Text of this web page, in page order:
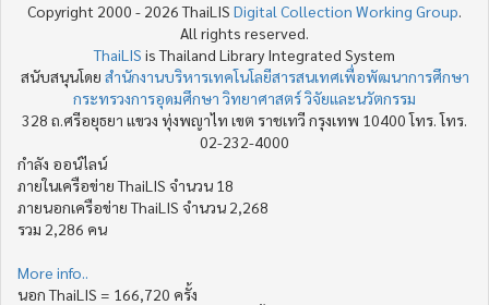
Copyright 2000 - 2026 ThaiLIS Digital Collection Working Group.
All rights reserved.
ThaiLIS is Thailand Library Integrated System
สนับสนุนโดย สำนักงานบริหารเทคโนโลยีสารสนเทศเพื่อพัฒนาการศึกษา
กระทรวงการอุดมศึกษา วิทยาศาสตร์ วิจัยและนวัตกรรม
328 ถ.ศรีอยุธยา แขวง ทุ่งพญาไท เขต ราชเทวี กรุงเทพ 10400 โทร. โทร.
02-232-4000
กำลัง ออน์ไลน์
ภายในเครือข่าย ThaiLIS จำนวน 18
ภายนอกเครือข่าย ThaiLIS จำนวน 2,268
รวม 2,286 คน
More info..
นอก ThaiLIS = 166,720 ครั้ง